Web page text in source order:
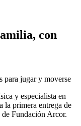
con
y especialista en
primera entrega de
Fundación Arcor.